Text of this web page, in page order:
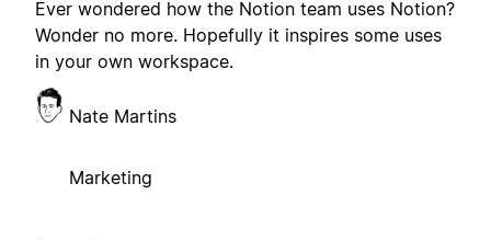
Ever wondered how the Notion team uses Notion?
Wonder no more. Hopefully it inspires some uses
in your own workspace.
Nate Martins
Marketing